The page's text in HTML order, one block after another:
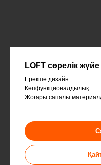
LOFT сөрелік жүйе
Ерекше дизайн
Көпфункционалдылық
Жоғары сапалы